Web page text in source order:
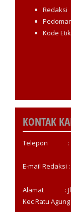
Redaksi
Kode
KONTAK
Telepon :
E-mail Redaksi
Alamat : Jln
Kec Ratu